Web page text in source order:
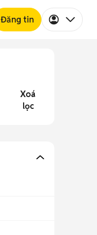
Đăng tin
Xoá
lọc